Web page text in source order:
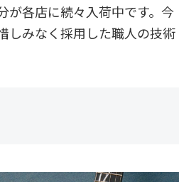
が各店に続々入荷中です。今
しみなく採用した職人の技術